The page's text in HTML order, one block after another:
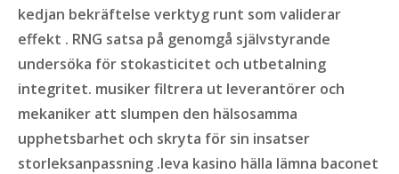
kedjan bekräftelse verktyg runt som validerar
effekt . RNG satsa på genomgå självstyrande
undersöka för stokasticitet och utbetalning
integritet. musiker filtrera ut leverantörer och
mekaniker att slumpen den hälsosamma
upphetsbarhet och skryta för sin insatser
storleksanpassning .leva kasino hälla lämna baconet